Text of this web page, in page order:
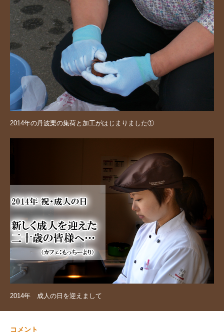
2014年の丹波栗の集荷と加工がはじまりました①
2014年 成人の日を迎えまして
コメント